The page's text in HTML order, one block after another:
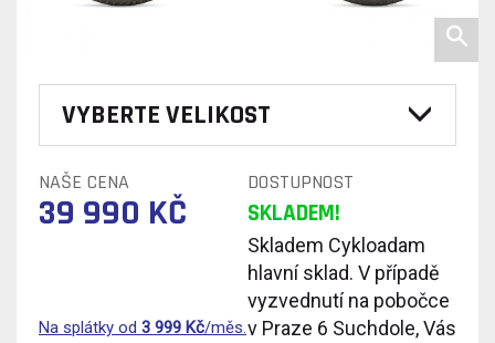
VYBERTE VELIKOST
NAŠE CENA DOSTUPNOST
39 990 KČ SKLADEM!
Na splátky od 3 999 Kč/měs.
Skladem Cykloadam
hlavní sklad. V případě
vyzvednutí na pobočce
v Praze 6 Suchdole, Vás